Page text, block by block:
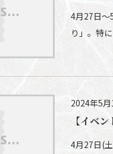
4月27日～
り」。特
2024年5月
【イベ
4月27日(